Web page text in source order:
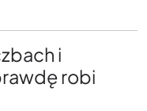
i
robi